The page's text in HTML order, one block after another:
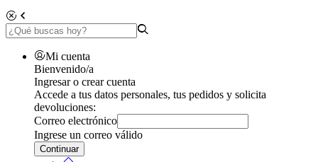
Mi cuenta
Bienvenido/a
Ingresar o crear cuenta
Accede a tus datos personales, tus pedidos y solicita
devoluciones:
Correo electrónico
Ingrese un correo válido
Continuar